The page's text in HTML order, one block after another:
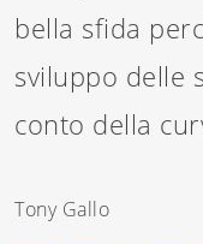
bella sfida
sviluppo delle
conto della
Tony Gallo